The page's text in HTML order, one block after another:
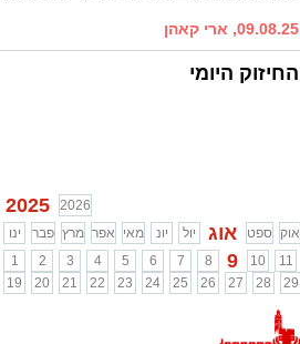
09.08.25, ארי קאהן
החיזוק היומי
2025
2026
ינו
פבר מרץ אפר מאי יונ יול אוג ספט אוק
1
2 3 4 5 6 7 8 9 10 11
19
20 21 22 23 24 25 26 27 28 29